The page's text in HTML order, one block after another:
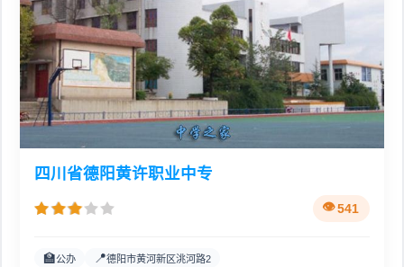
四川省德阳黄许职业中专
541
🏫公办 📍德阳市黄河新区洮河路2